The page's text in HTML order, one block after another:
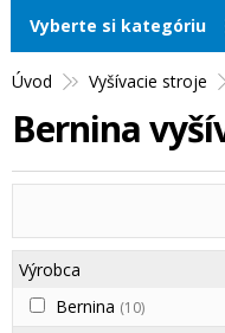
Úvod Vyšívacie stroje
Bernina
Výrobca
Bernina (10)
Vyberte si kategóriu